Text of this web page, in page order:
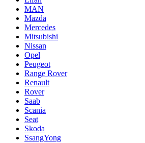
MAN
Mazda
Mercedes
Mitsubishi
Nissan
Opel
Peugeot
Range Rover
Renault
Rover
Saab
Scania
Seat
Skoda
SsangYong